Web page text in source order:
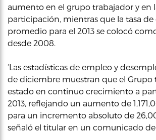
aumento en el grupo trabajador y en
participación, mientras que la tasa
promedio para el 2013 se colocó
desde 2008.
‘Las estadísticas de empleo y
de diciembre muestran que el Grupo
estado en continuo crecimiento a
2013, reflejando un aumento de
para un incremento absoluto de
señaló el titular en un comunicado de